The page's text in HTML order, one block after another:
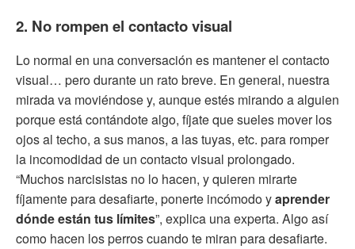
2. No rompen el contacto visual
Lo normal en una conversación es mantener el contacto
visual… pero durante un rato breve. En general, nuestra
mirada va moviéndose y, aunque estés mirando a alguien
porque está contándote algo, fíjate que sueles mover los
ojos al techo, a sus manos, a las tuyas, etc. para romper
la incomodidad de un contacto visual prolongado.
“Muchos narcisistas no lo hacen, y quieren mirarte
fíjamente para desafiarte, ponerte incómodo yaprender
dónde están tus límites”, explica una experta. Algo así
como hacen los perros cuando te miran para desafiarte.